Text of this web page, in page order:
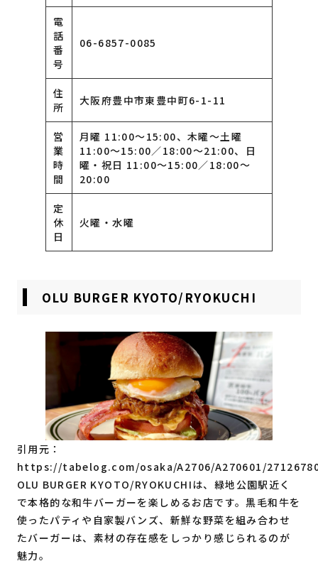
電
話
番
号
06-6857-0085
住
所
大阪府豊中市東豊中町6-1-11
営
業
時
間
月曜 11:00〜15:00、木曜〜土曜
11:00〜15:00／18:00〜21:00、日
曜・祝日 11:00〜15:00／18:00〜
20:00
定
休
日
火曜・水曜
OLU BURGER KYOTO/RYOKUCHI
引用元：
https://tabelog.com/osaka/A2706/A270601/
OLU BURGER KYOTO/RYOKUCHIは、緑地公園駅近く
で本格的な和牛バーガーを楽しめるお店です。黒毛和牛を
使ったパティや自家製バンズ、新鮮な野菜を組み合わせ
たバーガーは、素材の存在感をしっかり感じられるのが
魅力。